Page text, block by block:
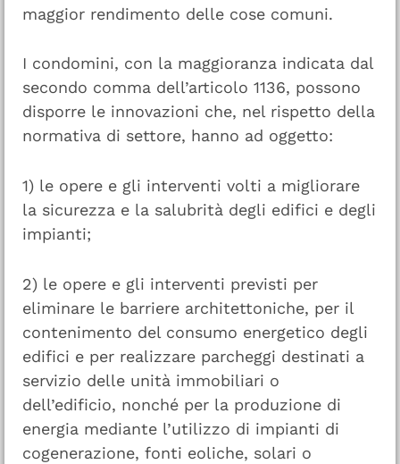
maggior rendimento delle cose comuni.
I condomini, con la maggioranza indicata dal
secondo comma dell’articolo 1136, possono
disporre le innovazioni che, nel rispetto della
normativa di settore, hanno ad oggetto:
1) le opere e gli interventi volti a migliorare
la sicurezza e la salubrità degli edifici e degli
impianti;
2) le opere e gli interventi previsti per
eliminare le barriere architettoniche, per il
contenimento del consumo energetico degli
edifici e per realizzare parcheggi destinati a
servizio delle unità immobiliari o
dell’edificio, nonché per la produzione di
energia mediante l’utilizzo di impianti di
cogenerazione, fonti eoliche, solari o